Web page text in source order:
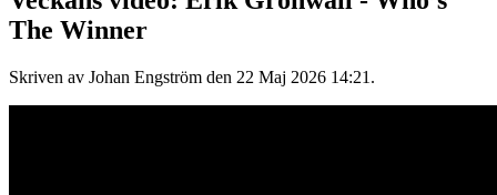
The Winner
Skriven av Johan Engström den 22 Maj 2026 14:21 .